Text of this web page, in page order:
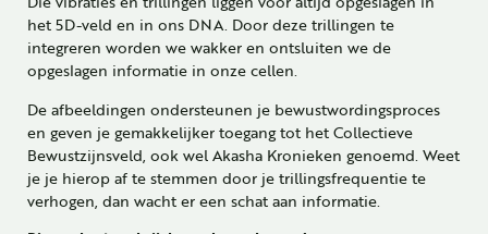
het 5D-veld en in ons DNA. Door deze trillingen te
integreren worden we wakker en ontsluiten we de
opgeslagen informatie in onze cellen.
De afbeeldingen ondersteunen je bewustwordingsproces
en geven je gemakkelijker toegang tot het Collectieve
Bewustzijnsveld, ook wel Akasha Kronieken genoemd. Weet
je je hierop af te stemmen door je trillingsfrequentie te
verhogen, dan wacht er een schat aan informatie.